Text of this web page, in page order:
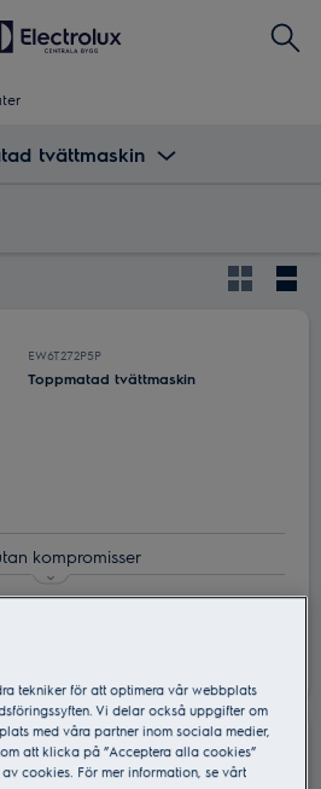
Sök
tvättmaskin
EW6T272P5P
Toppmatad tvättmaskin
kompromisser
– tvättmaskinen justerar
starten av programmet
– garanteras av
Blue (tidigare känt som
med intuitiva touch-kontroller
EW8T663G1G
Toppmatad tvättmaskin
tekniker för att optimera vår webbplats
Vi delar också uppgifter om
med våra partner inom sociala medier,
att klicka på ”Acceptera alla cookies”
cookies. För mer information, se vårt